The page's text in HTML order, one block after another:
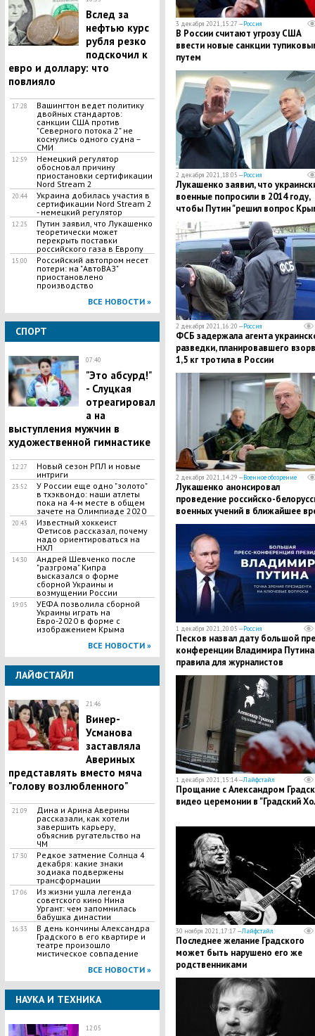
Вслед за
нефтью курс
рубля резко
подскочил к
евро и доллару: что
повлияло
17:28
Вашингтон ведет политику
двойных стандартов:
санкции США против
"Северного потока 2" не
коснулись одного судна –
СМИ
12:59
Немецкий регулятор
обосновал причину
приостановки сертификации
Nord Stream 2
20:44
Украина добилась участия в
сертификации Nord Stream 2
- немецкий регулятор
12:25
Путин заявил, что Лукашенко
теоретически может
перекрыть поставки
российского газа в Европу
15:00
Российский автопром несет
потери: на "АвтоВАЗ"
приостановлено
производство
ВСЕ НОВОСТИ »
СПОРТ
07:40
"Это абсурд!"
- Слуцкая
отреагировал
а на
выступления мужчин в
художественной гимнастике
12:27
Новый сезон РПЛ и новые
интриги
23:52
У России еще одно "золото"
в тхэквондо: наши атлеты
пока на 4-м месте в общем
зачете на Олимпиаде 2020
20:43
Известный хоккеист
Фетисов рассказал, почему
надо ориентироваться на
НХЛ
14:30
Андрей Шевченко после
"разгрома" Кипра
высказался о форме
сборной Украины и
возмущении России
19:05
УЕФА позволила сборной
Украины играть на
Евро-2020 в форме с
изображением Крыма
ВСЕ НОВОСТИ »
ЛАЙФСТАЙЛ
21:46
Винер-
Усманова
заставляла
Авериных
представлять вместо мяча
"голову возлюбленного"
21:09
Дина и Арина Аверины
рассказали, как хотели
завершить карьеру,
объяснив ругательство на
ЧМ
17:30
Редкое затмение Солнца 4
декабря: какие знаки
зодиака подвержены
трансформации
17:06
Из жизни ушла легенда
советского кино Нина
Ургант: чем запомнилась
бабушка династии
16:33
В день кончины Александра
Градского в его квартире и
театре произошло
мистическое совпадение
ВСЕ НОВОСТИ »
НАУКА И ТЕХНИКА
12:05
3 декабря 2021, 15:27 —Россия
В России считают угрозу США
ввести новые санкции
путем
2 декабря 2021, 18:05 —Россия
Лукашенко заявил, что
военные попросили в 2014 году,
чтобы Путин "решил вопрос
2 декабря 2021, 16:20 —Россия
ФСБ задержала агента
разведки, планировавшего
1,5 кг тротила в России
2 декабря 2021, 14:29 —Военное обозрение
Лукашенко анонсировал
проведение российско-
военных учений в ближайшее
1 декабря 2021, 20:05 —Россия
Песков назвал дату большой
конференции Владимира
правила для журналистов
1 декабря 2021, 15:14 —Лайфстайл
Прощание с Александром
видео церемонии в "Градский
30 ноября 2021, 17:17 —Лайфстайл
Последнее желание Градского
может быть нарушено его же
родственниками